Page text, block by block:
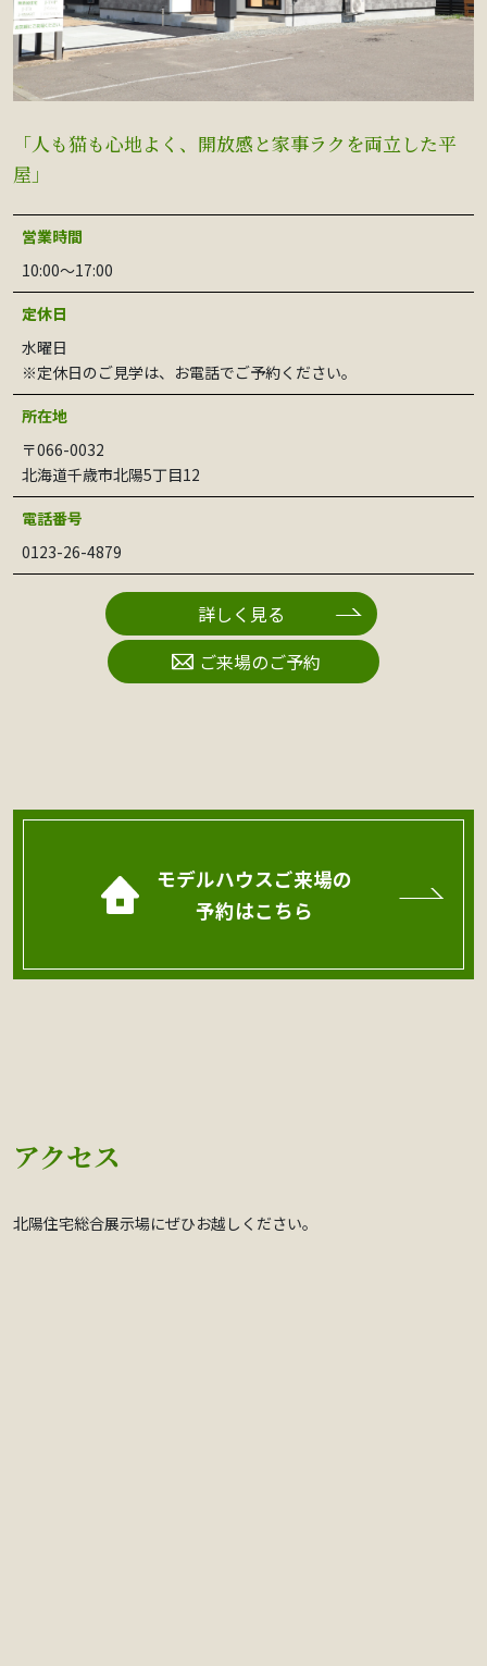
「人も猫も心地よく、開放感と家事ラクを両立した平
屋」
営業時間
10:00〜17:00
定休日
水曜日
※定休日のご見学は、お電話でご予約ください。
所在地
〒066-0032
北海道千歳市北陽5丁目12
電話番号
0123-26-4879
詳しく見る
ご来場のご予約
モデルハウスご来場の
予約はこちら
アクセス
北陽住宅総合展示場にぜひお越しください。